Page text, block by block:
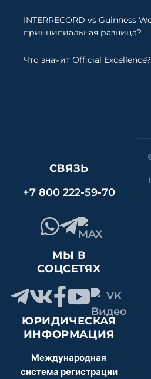
INTERRECORD vs Guinness
принципиальная разница?
Что значит Official Excellence?
СВЯЗЬ
+7 800 222-59-70
МЫ В
СОЦСЕТЯХ
ЮРИДИЧЕСКАЯ
ИНФОРМАЦИЯ
Международная
система регистрации